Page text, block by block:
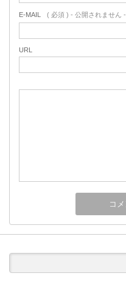
E-MAIL ( 必須 ) - 公開されません -
URL